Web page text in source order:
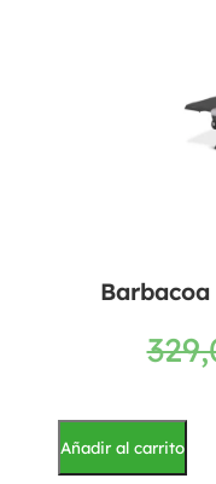
Barbacoa
Añadir al carrito